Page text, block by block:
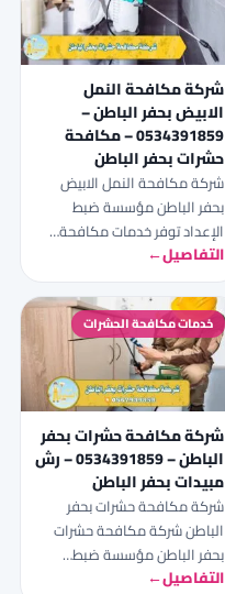
شركة مكافحة النمل
الابيض بحفر الباطن –
0534391859 – مكافحة
حشرات بحفر الباطن
شركة مكافحة النمل الابيض
بحفر الباطن مؤسسة ضبط
الإعداد توفر خدمات مكافحة…
التفاصيل←
خدمات مكافحة الحشرات
شركة مكافحة حشرات بحفر
الباطن – 0534391859 – رش
مبيدات بحفر الباطن
شركة مكافحة حشرات بحفر
الباطن شركة مكافحة حشرات
بحفر الباطن مؤسسة ضبط…
التفاصيل←